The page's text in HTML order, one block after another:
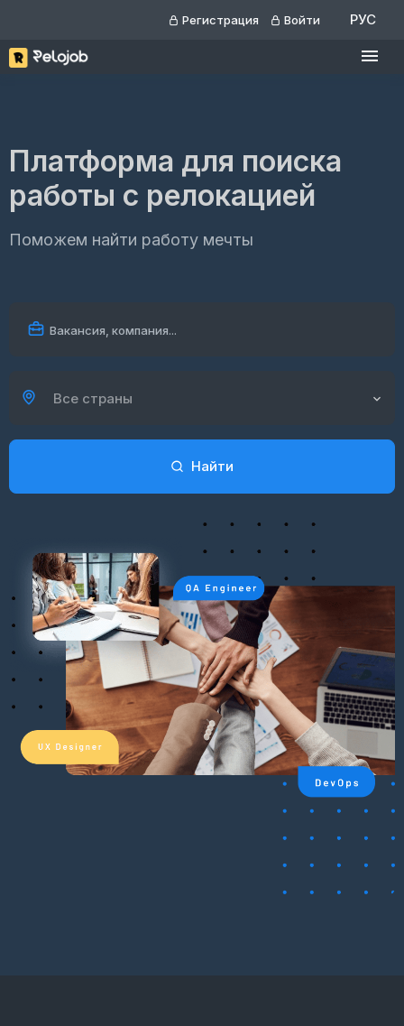
Регистрация Войти РУС
Платформа для поиска
работы с релокацией
Поможем найти работу мечты
Все страны
Найти